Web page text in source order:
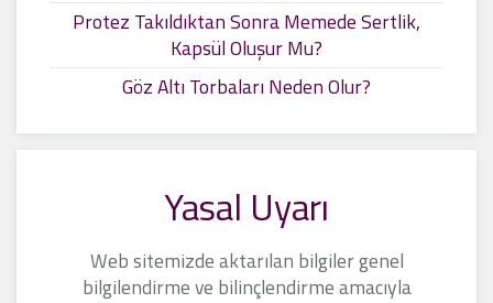
Protez Takıldıktan Sonra Memede Sertlik,
Kapsül Oluşur Mu?
Göz Altı Torbaları Neden Olur?
Yasal Uyarı
Web sitemizde aktarılan bilgiler genel
bilgilendirme ve bilinçlendirme amacıyla